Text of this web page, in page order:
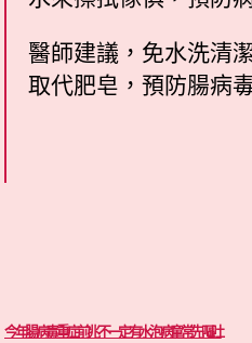
醫師建議，免水洗清
取代肥皂，預防腸病
今年腸病毒重症前兆 不一定有水泡 病童常先嘔吐